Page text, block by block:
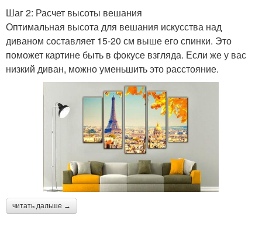
Шаг 2: Расчет высоты вешания
Оптимальная высота для вешания искусства над
диваном составляет 15-20 см выше его спинки. Это
поможет картине быть в фокусе взгляда. Если же у вас
низкий диван, можно уменьшить это расстояние.
читать дальше →